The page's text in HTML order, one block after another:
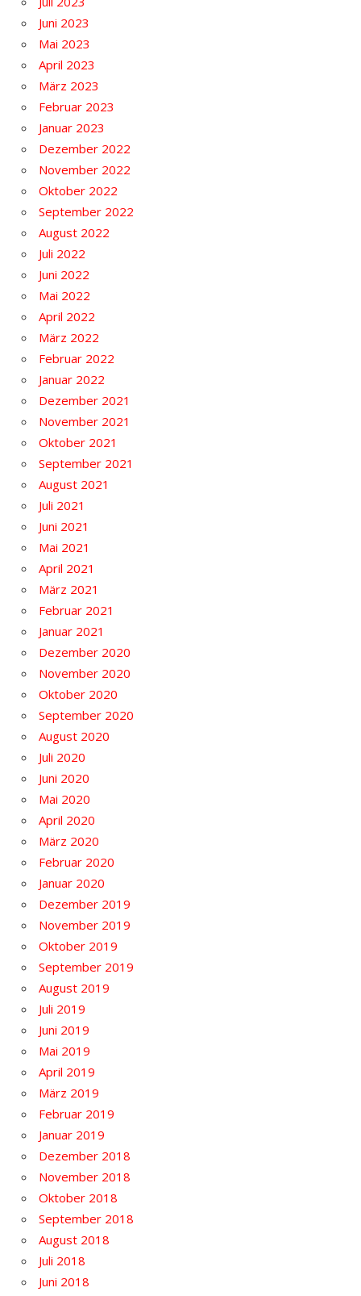
Juni 2023
Mai 2023
April 2023
März 2023
Februar 2023
Januar 2023
Dezember 2022
November 2022
Oktober 2022
September 2022
August 2022
Juli 2022
Juni 2022
Mai 2022
April 2022
März 2022
Februar 2022
Januar 2022
Dezember 2021
November 2021
Oktober 2021
September 2021
August 2021
Juli 2021
Juni 2021
Mai 2021
April 2021
März 2021
Februar 2021
Januar 2021
Dezember 2020
November 2020
Oktober 2020
September 2020
August 2020
Juli 2020
Juni 2020
Mai 2020
April 2020
März 2020
Februar 2020
Januar 2020
Dezember 2019
November 2019
Oktober 2019
September 2019
August 2019
Juli 2019
Juni 2019
Mai 2019
April 2019
März 2019
Februar 2019
Januar 2019
Dezember 2018
November 2018
Oktober 2018
September 2018
August 2018
Juli 2018
Juni 2018